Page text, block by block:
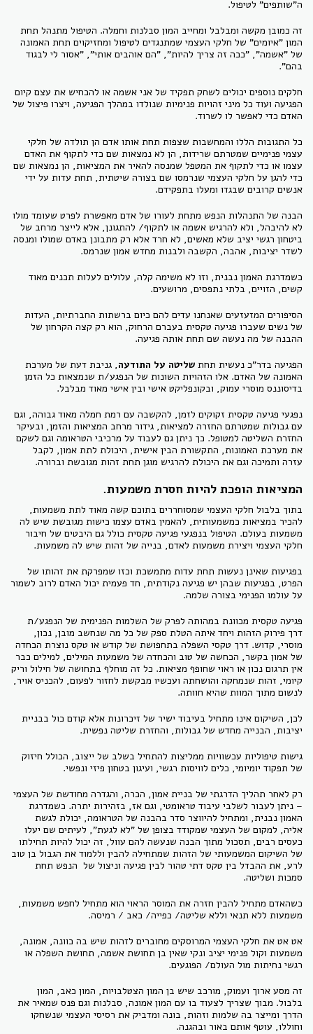
ה"שותפים" לטיפול.
זה כמובן מקשה ומבלבל ומחייב המון סבלנות וחמלה. הטיפול מתנהל תחת
המון "איומים" של חלקי העצמי שמתנגדים לטיפול ומחזיקוים תחת האמונה
של "אשמה", "ככה זה צריך להיות", "הם אוהבים אותי", "אסור לי לבגוד
בהם".
חלקים נוספים יכולים לשחק תפקיד של אני אשמה או להכחיש את עצם קיום
הפגיעה ועוד כל מיני זהויות פנימיות שנולדו במהלך הפגיעה, ויצרו פיצול של
האדם כדי לאפשר לו לשרוד.
כל התגובות הללו והמחשבות שצפות תחת אותו אדם הן תולדה של חלקי
עצמי פנימיים שמטרתם שרידות, הן לא נמצאות שם כדי לתקוף את האדם
עצמו או כדי לתקוף את המטפל שמנסה להאיר את המציאות, הן נמצאות שם
כדי להגן על חלקי העצמי שנרמסו שם בצורה שיטתית, תחת עדות על ידי
אנשים קרובים שבגדו ומעלו בתפקידם.
הבנה של התנהלות הנפש מתחת לעורו של אדם מאפשרת לפרט שעומד מולו
לא להיבהל, ולא להרגיש אשמה או לתקוף/ להתגונן, אלא לייצר מרחב של
ביטחון רגשי יציב שלא מאשים, לא חרד אלא רק מתבונן באדם שמולו ומנסה
לשדר יציבות, אהבה, הקשבה ולבנות מחדש אמון שנרמס.
כשמדרגת האמון נבנית, וזו לא משימה קלה, עלולים לעלות תכנים מאוד
קשים, הזויים, בלתי נתפסים, מרושעים.
הסיפורים המזעזעים שאנחנו עדים להם כיום ברשתות החברתיות, העדות
של נשים שעברו פגיעה טקסית בעברם הרחוק, הוא רק קצה הקרחון של
ההבנה של מה נעשה שם תחת אותה פגיעה.
הפגיעה בדר"כ נעשית תחת שליטה על התודעה, גניבת דעת של מערכת
האמונה של האדם. אלו הזהויות השונות של הנפגע/ת שנמצאות כל הזמן
בדיסוננס מוסרי עמוק, ובקונפליקט אישי ובין אישי מאוד מבלבל.
נפגעי פגיעה טקסית זקוקים לזמן, להקשבה עם רמת חמלה מאוד גבוהה, וגם
עם גבולות שמטרתם החזרה למציאות, גידור מרחב המציאות והזמן, ובעיקר
החזרת השליטה למטופל. כך ניתן גם לעבוד על מרכיבי הטראומה וגם לשקם
את מערכת האמונות, התקשורת הבין אישית, היכולת לתת אמון, לקבל
עזרה ותמיכה וגם את היכולת להרגיש מוגן תחת זהות מגובשת וברורה.
המציאות הופכת להיות חסרת משמעות.
בתוך בלבול חלקי העצמי שמסוחררים בתוכם קשה מאוד לתת משמעות,
להכיר במציאות כמשמעותית, להאמין באדם עצמו כישות מגובשת שיש לה
משמעות בעולם. הטיפול בנפגעי פגיעה טקסית כולל גם היבטים של חיבור
חלקי העצמי ויצירת משמעות לאדם, בנייה של זהות שיש לה משמעות.
בפגיעות שאינן נעשות תחת עדות מתמשכת וכזו שמפרקת את זהותו של
הפרט, בפגיעות שבהן יש פגיעה נקודתית, חד פעמית יכול האדם לרוב לשמור
על עולמו הפנימי בצורה שלמה.
פגיעה טקסית מכוונת במהותה לפרק של השלמות הפנימית של הנפגע/ת
דרך פירוק הזהות ויחד איתה הטלת ספק של כל מה שנחשב מובן, נכון,
מוסרי, קדוש. דרך טקסי השפלה בתחפושת של קודש או טקס נוצרת הכחדה
של אמון בקשר, הכחשה של טוב והכחדה של משמעות המילים, למילים כבר
אין תרגום נכון או ראוי שחופף מציאות. כל זה מוחלף בתחושה של חילול וריק
קיומי, זהות שנמחקה והושחתה ועכשיו מבקשת לחזור לפעום, להכניס אויר,
לנשום מתוך המוות שהיא חוותה.
לכן, השיקום אינו מתחיל בעיבוד ישיר של זיכרונות אלא קודם כול בבניית
יציבות, הבנייה מחדש של גבולות, והחזרת שליטה נפשית.
גישות טיפוליות עכשוויות ממליצות להתחיל בשלב של ייצוב, הכולל חיזוק
של תפקוד יומיומי, כלים לוויסות רגשי, ועיגון בטחון פיזי ונפשי.
רק לאחר תהליך הדרגתי של בניית אמון, הכרה, והגדרה מחודשת של העצמי
– ניתן לעבור לשלבי עיבוד טראומטי, וגם אז, בזהירות יתרה. כשמדרגת
האמון נבנית, ומתחיל להיווצר סדר בהבנה של הטראומה, יכולת לגשת
אליה, למקום של העצמי שמקודד בצופן של "לא לגעת", לעיתים שם יעלו
כעסים רבים, תסכול מתוך הבנה שנעשה להם עוול, זה יכול להיות תחילתו
של השיקום המשמעותי של הזהות שמתחילה להבין וללמוד את הגבול בן טוב
לרע, את ההבדל בין טקס דתי טהור לבין פגיעה וניצול של הנפש תחת
סמכות ושליטה.
כשהאדם מתחיל להבין חזרה את המוסר הראוי הוא מתחיל לחפש משמעות,
משמעות ללא תנאי וללא שליטה/ כפייה/ כאב / רמיסה.
אט אט את חלקי העצמי המרוסקים מחוברים לזהות שיש בה כוונה, אמונה,
משמעות וקול פנימי יציב ונקי שאין בן תחושת אשמה, תחושת השפלה או
רגשי נחיתות מול העולם/ הפוגעים.
זה מסע ארוך ועמוק, מורכב שיש בן המון הצטלבויות, המון כאב, המון
בלבול. מבוך שצריך לצעוד בו עם המון אמונה, סבלנות וגם פנס שמאיר את
הדרך ומייצר בה שלמות וזהות, בונה ומדביק את רסיסי העצמי שנשחקו
וחוללו, עוטף אותם באור ובהגנה.